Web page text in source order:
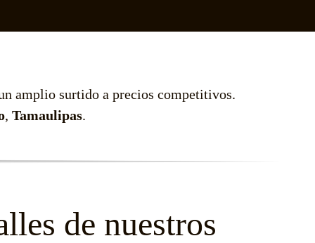
amplio surtido a precios competitivos.
, Tamaulipas.
de nuestros